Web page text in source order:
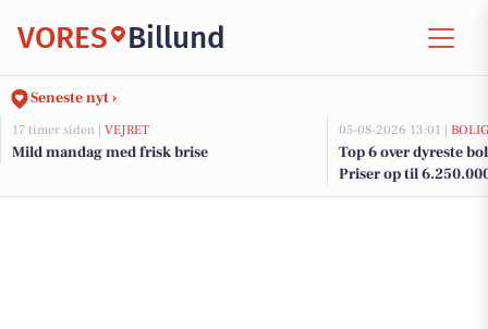
VORES Billund
Seneste nyt ›
17 timer siden | VEJRET
Mild mandag med frisk brise
05-08-2026 13:01 |
Top 6 over dyreste
Priser op til